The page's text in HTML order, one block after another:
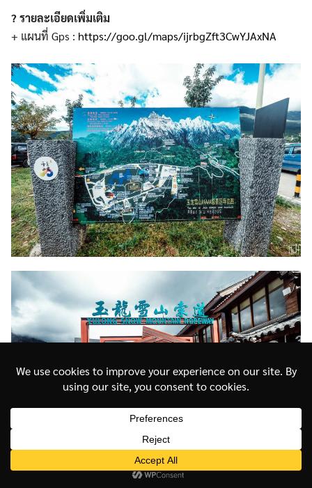
? รายละเอียดเพิ่มเติม
+ แผนที่ Gps : https://goo.gl/maps/ijrbgZft3CwYJAxNA